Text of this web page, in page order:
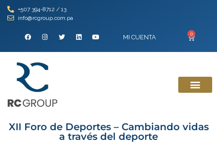
+507 394-8712 / 13
info@rcgroup.com.pa
MI CUENTA 0
XII Foro de Deportes – Cambiando vidas
a través del deporte